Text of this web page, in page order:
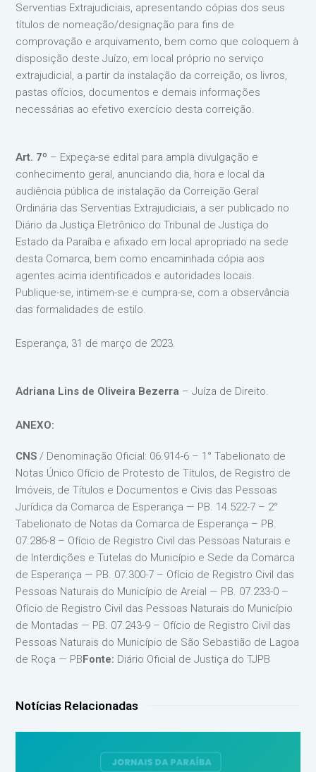
Serventias Extrajudiciais, apresentando cópias dos seus
títulos de nomeação/designação para fins de
comprovação e arquivamento, bem como que coloquem à
disposição deste Juízo, em local próprio no serviço
extrajudicial, a partir da instalação da correição, os livros,
pastas ofícios, documentos e demais informações
necessárias ao efetivo exercício desta correição.
Art. 7º – Expeça-se edital para ampla divulgação e
conhecimento geral, anunciando dia, hora e local da
audiência pública de instalação da Correição Geral
Ordinária das Serventias Extrajudiciais, a ser publicado no
Diário da Justiça Eletrônico do Tribunal de Justiça do
Estado da Paraíba e afixado em local apropriado na sede
desta Comarca, bem como encaminhada cópia aos
agentes acima identificados e autoridades locais.
Publique-se, intimem-se e cumpra-se, com a observância
das formalidades de estilo.
Esperança, 31 de março de 2023.
Adriana Lins de Oliveira Bezerra – Juíza de Direito.
ANEXO:
CNS / Denominação Oficial: 06.914-6 – 1° Tabelionato de
Notas Único Ofício de Protesto de Títulos, de Registro de
Imóveis, de Títulos e Documentos e Civis das Pessoas
Jurídica da Comarca de Esperança — PB. 14.522-7 – 2°
Tabelionato de Notas da Comarca de Esperança – PB.
07.286-8 – Ofício de Registro Civil das Pessoas Naturais e
de Interdições e Tutelas do Município e Sede da Comarca
de Esperança — PB. 07.300-7 – Ofício de Registro Civil das
Pessoas Naturais do Município de Areial — PB. 07.233-0 –
Ofício de Registro Civil das Pessoas Naturais do Município
de Montadas — PB. 07.243-9 – Ofício de Registro Civil das
Pessoas Naturais do Município de São Sebastião de Lagoa
de Roça — PBFonte: Diário Oficial de Justiça do TJPB
Notícias Relacionadas